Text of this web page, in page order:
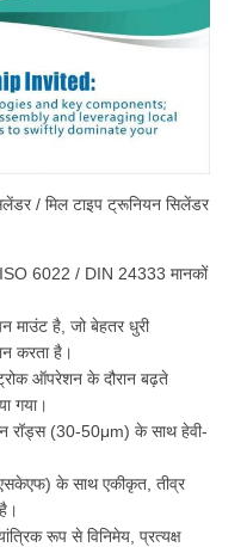
/ मिल टाइप ट्रूनियन सिलेंडर
ISO 6022 / DIN 24333 मानकों
माउंट है, जो बेहतर धुरी
करता है।
ऑपरेशन के दौरान बढ़ते
गया।
रॉड्स (30-50μm) के साथ हेवी-
एसकेएफ) के साथ एकीकृत, तीव्र
रूप से विनिमेय, प्रत्यक्ष